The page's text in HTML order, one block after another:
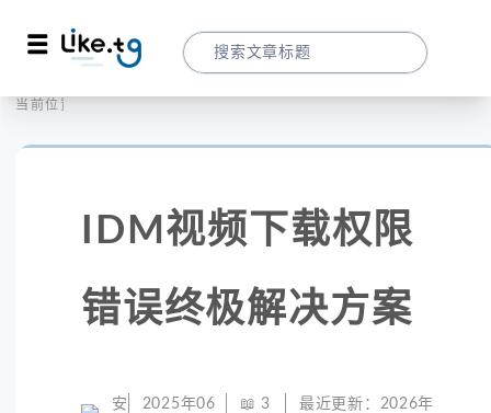
当前位置：
IDM视频下载权限
错误终极解决方案
安
2025年06
📖 3
最近更新： 2026年